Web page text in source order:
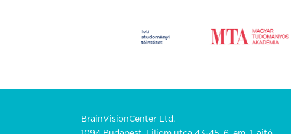
BrainVisionCenter Ltd.